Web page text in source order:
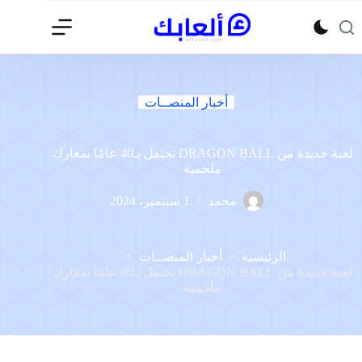
إلى
المحتوى
أخبار المنصــات
لعبة جديدة من DRAGON BALL تحتفل بـ40 عامًا بمعارك
ملحمية
محمد 1 سبتمبر، 2024
الرئيسية
أخبار المنصــات
لعبة جديدة من DRAGON BALL تحتفل بـ40 عامًا بمعارك
ملحمية